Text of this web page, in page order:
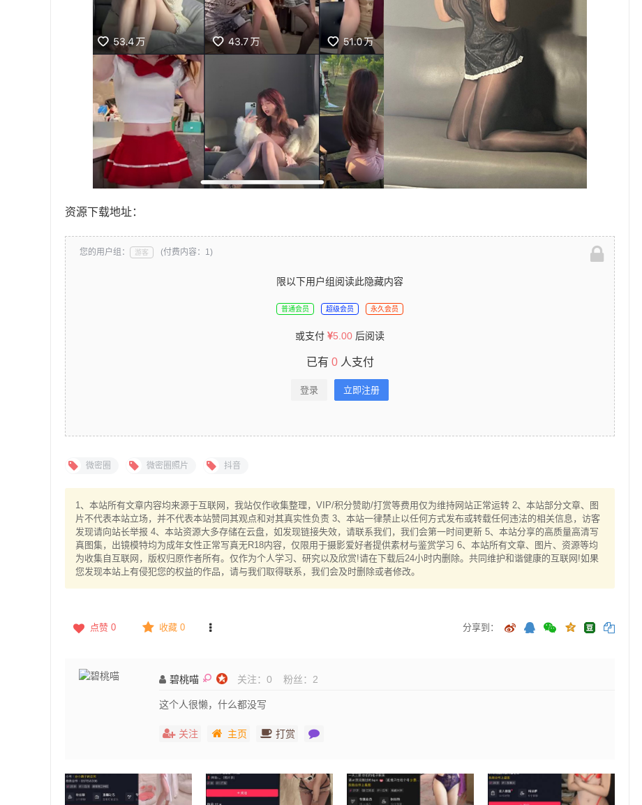
资源下载地址：
您的用户组： 游客 (付费内容：1)
限以下用户组阅读此隐藏内容
普通会员 超级会员 永久会员
或支付 5.00 后阅读
已有 0人支付
登录 立即注册
微密圈 微密圈照片 抖音
1、本站所有文章内容均来源于互联网，我站仅作收集整理，VIP/积分赞助/打赏等费用仅为维持网站正常运转 2、本站部分文章、图
片不代表本站立场，并不代表本站赞同其观点和对其真实性负责 3、本站一律禁止以任何方式发布或转载任何违法的相关信息，访客
发现请向站长举报 4、本站资源大多存储在云盘，如发现链接失效，请联系我们，我们会第一时间更新 5、本站分享的高质量高清写
真图集，出镜模特均为成年女性正常写真无R18内容，仅限用于摄影爱好者提供素材与鉴赏学习 6、本站所有文章、图片、资源等均
为收集自互联网，版权归原作者所有。仅作为个人学习、研究以及欣赏!请在下载后24小时内删除。共同维护和谐健康的互联网!如果
您发现本站上有侵犯您的权益的作品，请与我们取得联系，我们会及时删除或者修改。
点赞 0 收藏 0 分享到：
碧桃喵 关注： 0 粉丝： 2
这个人很懒，什么都没写
关注 主页 打赏